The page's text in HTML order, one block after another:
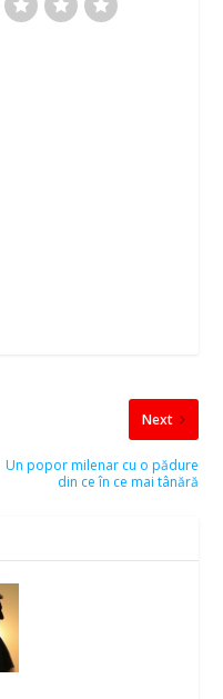
Next
Un popor milenar cu o pădure
din ce în ce mai tânără